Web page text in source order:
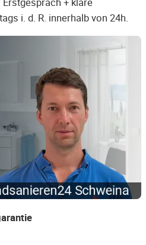
i. d. R. innerhalb von 24h.